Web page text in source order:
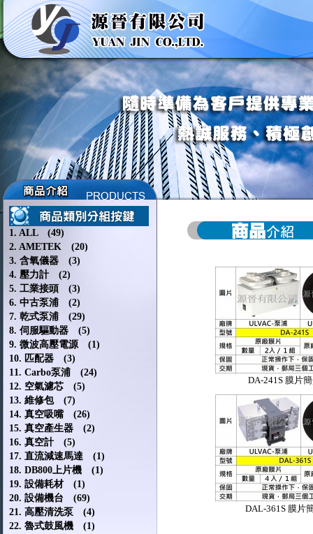
1. ALL (49)
2. AMETEK (20)
3. 含氧儀器 (3)
4. 壓力計 (2)
5. 工業接頭 (3)
6. 中古泵浦 (2)
7. 乾式泵浦 (29)
8. 伺服驅動器 (5)
9. 微波高壓電源 (1)
10. 匹配器 (3)
11. Carbo泵浦 (24)
12. 空氣濾芯 (5)
13. 維修包 (7)
14. 真空吸嘴 (26)
15. 真空產生器 (2)
16. 真空計 (5)
17. 直流減速馬達 (1)
18. DB800上片機 (1)
19. 設備耗材 (1)
20. 設備機台 (69)
21. 高壓清洗泵 (4)
22. 魯式鼓風機 (1)
DA-241S 膜片
DAL-361S 膜片